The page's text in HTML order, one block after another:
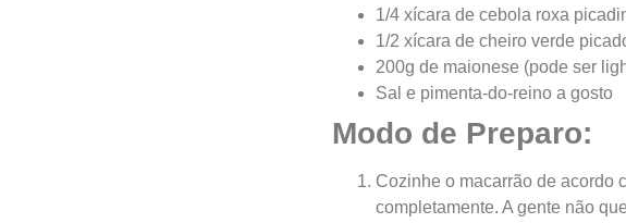
1/4 xícara de cebola roxa
1/2 xícara de cheiro verde
200g de maionese (pode ser
Sal e pimenta-do-reino a gosto
Modo de Preparo:
Cozinhe o macarrão de acordo
completamente. A gente não